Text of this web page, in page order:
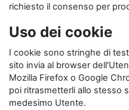
richiesto il consenso per
Uso dei cookie
I cookie sono stringhe di
sito invia al browser
Mozilla Firefox o Google
poi ritrasmetterli allo stesso
medesimo Utente.